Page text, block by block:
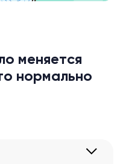
меняется
нормально